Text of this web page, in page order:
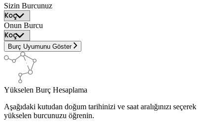
Sizin Burcunuz
Onun Burcu
Burç Uyumunu Göster
Yükselen Burç Hesaplama
Aşağıdaki kutudan doğum tarihinizi ve saat aralığınızı seçerek
yükselen burcunuzu öğrenin.